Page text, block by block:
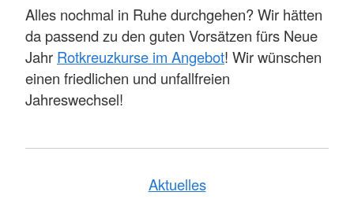
Alles nochmal in Ruhe durchgehen? Wir hätten
da passend zu den guten Vorsätzen fürs Neue
Jahr Rotkreuzkurse im Angebot! Wir wünschen
einen friedlichen und unfallfreien
Jahreswechsel!
Aktuelles